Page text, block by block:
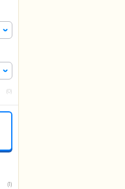
(0)
(1)